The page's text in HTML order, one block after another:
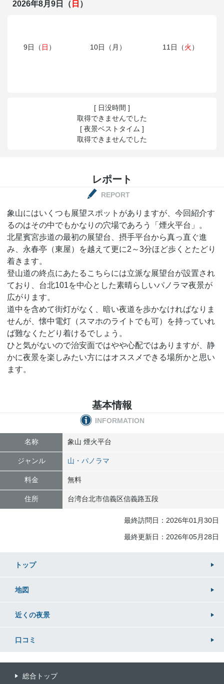
2026年8月9日（ 日 ）
9日（ 日 ） 10日（月） 11日（火 ）
[ 日没時間 ]
取得できませんでした
[ 夜景ベストタイム ]
取得できませんでした
レポート
REPORT
象山にはいくつも展望スポットがありますが、今回紹介す
るのはその中でもかなりの穴場であろう「煙火平台」。
北星賓宮歩道の最初の展望台、摂手平台から真っ直ぐ進
み、永春亭（東屋）を越えて更に2～3分ほど歩くとたどり
着きます。
登山道の終点にあたるこちらには立派な展望台が設置され
ており、台北101を中心とした素晴らしいパノラマ夜景が
広がります。
道中を含めて街灯がなく、暗い夜道を歩かなければなりま
せんが、懐中電灯（スマホのライトでも可）を持っていれ
ば難なくたどり着けるでしょう。
ひと気がないので治安面ではやや心配ではありますが、静
かに夜景を楽しみたい方にはオススメできる場所かと思い
ます。
基本情報
INFORMATION
名称 象山 煙火平台
ジャンル 山・パノラマ
料金 無料
住所 台湾台北市信義区信義路五段
最終訪問日：2026年01月30日
最終更新日：2026年05月28日
トップ
地図
近くの夜景
口コミ
総合トップ